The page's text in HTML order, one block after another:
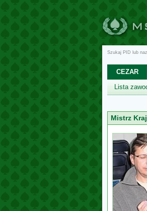
Szukaj PID lub
CEZAR
Lista
Mistrz